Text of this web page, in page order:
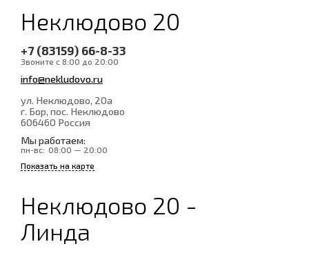
Неклюдово 20
+7 (83159) 66-8-33
Звоните с 8:00 до 20:00
info@nekludovo.ru
ул. Неклюдово, 20а
г. Бор, пос. Неклюдово
606460 Россия
Мы работаем:
пн-вс: 08:00 — 20:00
Показать на карте
Неклюдово 20 -
Линда